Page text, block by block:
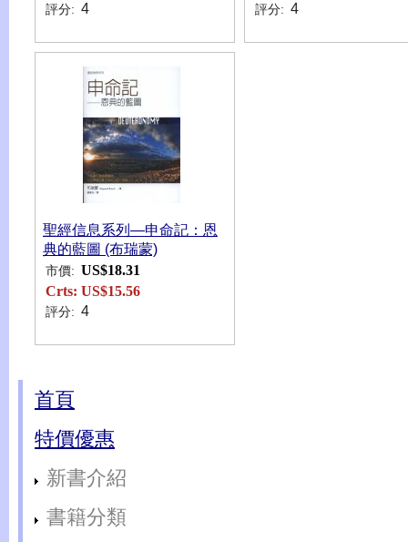
評分: 4 評分: 4
聖經信息系列—申命記：恩
典的藍圖 (布瑞蒙)
市價: US$18.31
Crts: US$15.56
評分: 4
首頁
特價優惠
新書介紹
書籍分類